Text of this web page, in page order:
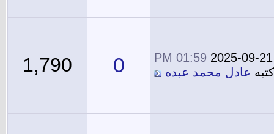
2025-09-21
01:59 PM
كتبه عادل محمد عبده 0
1,790